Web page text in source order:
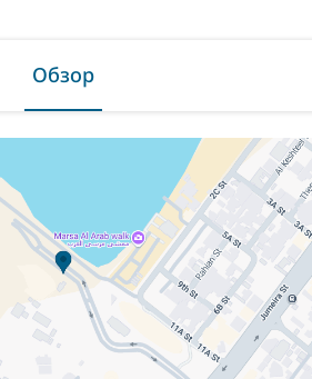
Обзор